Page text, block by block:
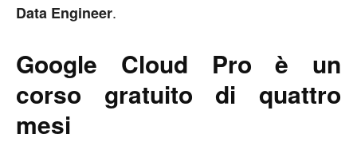
Data Engineer.
Google Cloud Pro è un
corso gratuito di quattro
mesi